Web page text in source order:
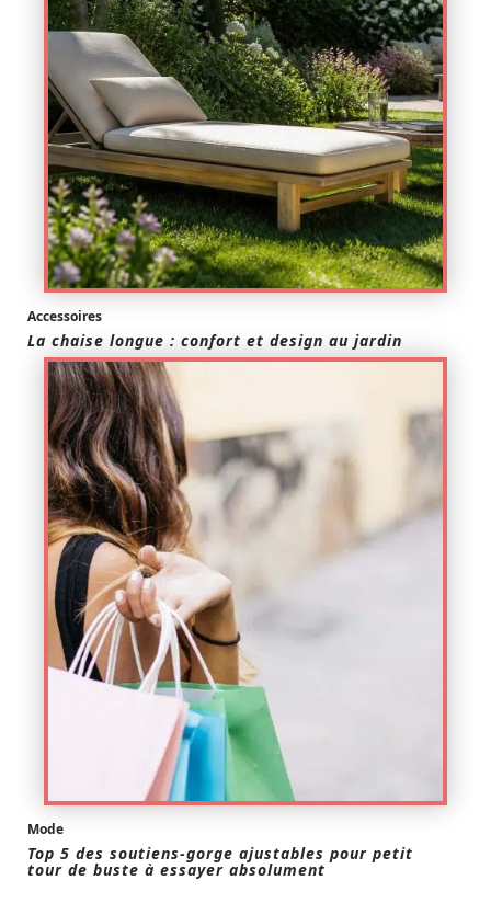
Accessoires
La chaise longue : confort et design au jardin
Mode
Top 5 des soutiens-gorge ajustables pour petit
tour de buste à essayer absolument